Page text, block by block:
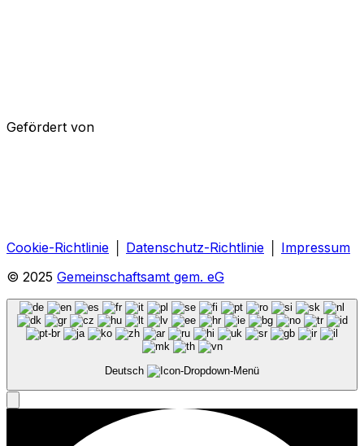
Gefördert von
Cookie-Richtlinie Datenschutz-Richtlinie
Impressum
© 2025 Gemeinschaftsamt gem. eG
Deutsch